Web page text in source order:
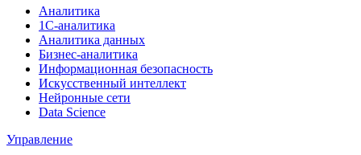
Аналитика
1С-аналитика
Аналитика данных
Бизнес-аналитика
Информационная безопасность
Искусственный интеллект
Нейронные сети
Data Science
Управление